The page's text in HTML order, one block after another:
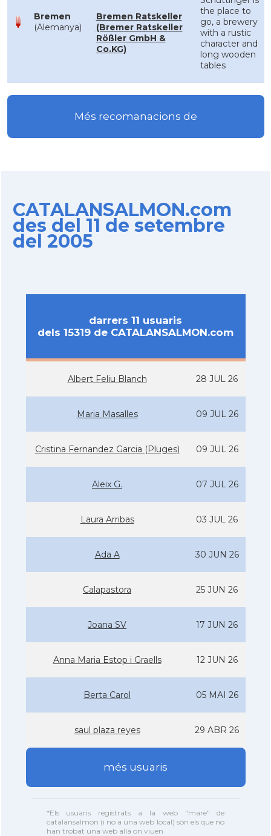
Bremen
(Alemanya)
Bremen Ratskeller
(Bremer Ratskeller
Rößler GmbH &
Co.KG)
the place to
go, a brewery
with a rustic
character and
long wooden
tables
Més recomanacions de
CATALANSALMON.com
des del 11 de setembre
del 2005
darrers 11 usuaris
dels 15319 de CATALANSALMON.com
Albert Feliu Blanch 28 JUL 26
Maria Masalles 09 JUL 26
Cristina Fernandez Garcia (Pluges) 09 JUL 26
Aleix G. 07 JUL 26
Laura Arribas 03 JUL 26
Ada A 30 JUN 26
Calapastora 25 JUN 26
Joana SV 17 JUN 26
Anna Maria Estop i Graells 12 JUN 26
Berta Carol 05 MAI 26
saul plaza reyes 29 ABR 26
més usuaris
*Els usuaris registrats a la web "mare" de
catalansalmon (i no a una web local) són els que no
han trobat una web allà on viuen